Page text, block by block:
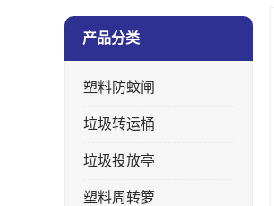
产品分类
塑料防蚊闸
垃圾转运桶
垃圾投放亭
塑料周转箩